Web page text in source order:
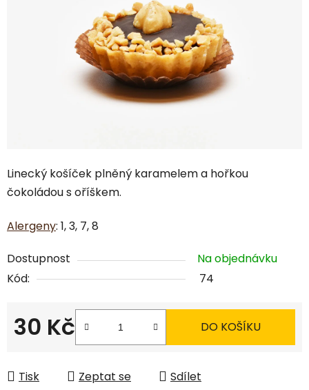
Linecký košíček plněný karamelem a hořkou
čokoládou s oříškem.
Alergeny: 1, 3, 7, 8
Dostupnost
Na objednávku
Kód:
74
30 Kč
Měrná cena:
DO KOŠÍKU
Tisk Zeptat se Sdílet